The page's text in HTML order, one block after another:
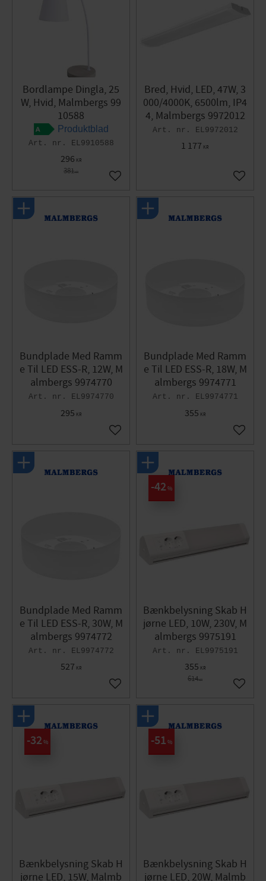
Bordlampe Dingla, 25
W, Hvid, Malmbergs 99
10588
Produktblad
EL9910588
296 KR
381KR
Gem som favorit
Bred, Hvid, LED, 47W, 3
000/4000K, 6500lm, IP4
4, Malmbergs 9972012
EL9972012
1 177 KR
Gem
Bundplade Med Ramm
e Til LED ESS-R, 12W, M
almbergs 9974770
EL9974770
295 KR
Gem som favorit
Bundplade Med Ramm
e Til LED ESS-R, 18W, M
almbergs 9974771
EL9974771
355 KR
Gem
Bundplade Med Ramm
e Til LED ESS-R, 30W, M
almbergs 9974772
EL9974772
527 KR
Gem som favorit
Bænkbelysning Skab H
jørne LED, 10W, 230V, M
almbergs 9975191
EL9975191
355 KR
614KR
42 %
Gem
Bænkbelysning Skab H
jørne LED, 15W, Malmb
32 %
Bænkbelysning Skab H
jørne LED, 20W, Malmb
51 %